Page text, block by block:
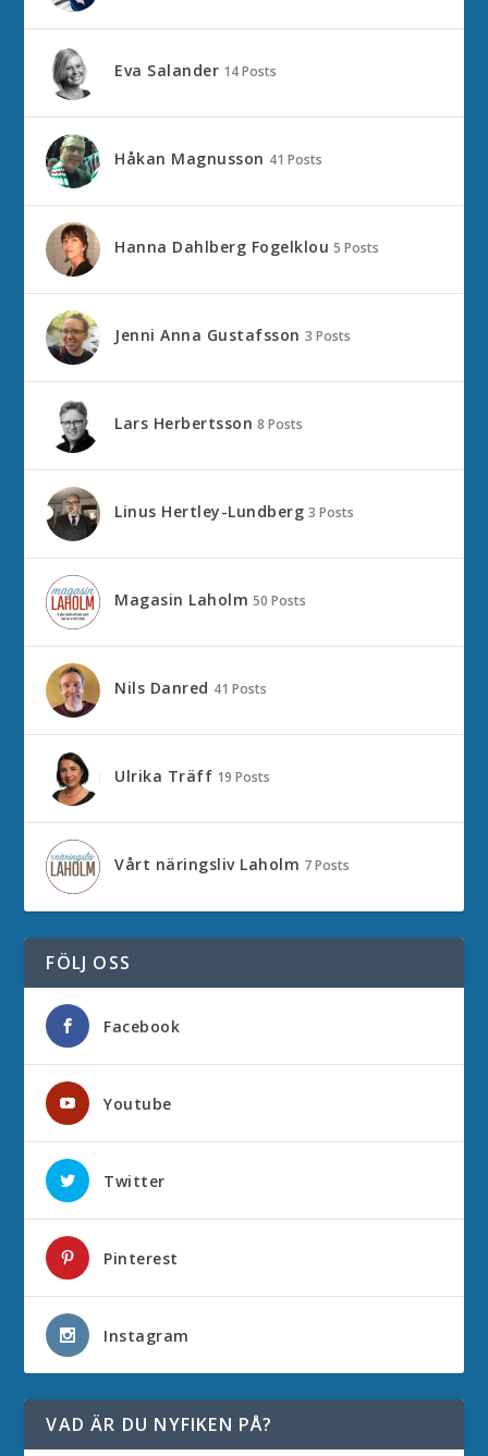
Eva Salander 14 Posts
Håkan Magnusson 41 Posts
Hanna Dahlberg Fogelklou 5 Posts
Jenni Anna Gustafsson 3 Posts
Lars Herbertsson 8 Posts
Linus Hertley-Lundberg 3 Posts
Magasin Laholm 50 Posts
Nils Danred 41 Posts
Ulrika Träff 19 Posts
Vårt näringsliv Laholm 7 Posts
FÖLJ OSS
Facebook
Youtube
Twitter
Pinterest
Instagram
VAD ÄR DU NYFIKEN PÅ?